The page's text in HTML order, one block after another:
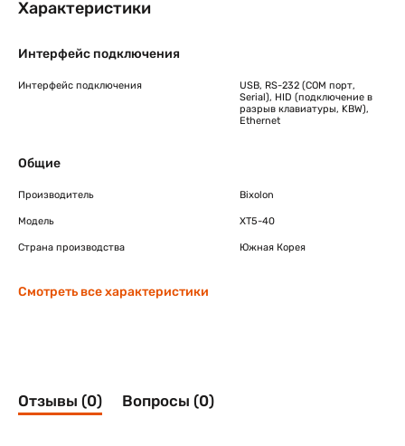
Характеристики
Интерфейс подключения
Интерфейс подключения
USB, RS-232 (COM порт,
Serial), HID (подключение в
разрыв клавиатуры, KBW),
Ethernet
Общие
Производитель Bixolon
Модель XT5-40
Страна производства Южная Корея
Смотреть все характеристики
Отзывы (0) Вопросы (0)